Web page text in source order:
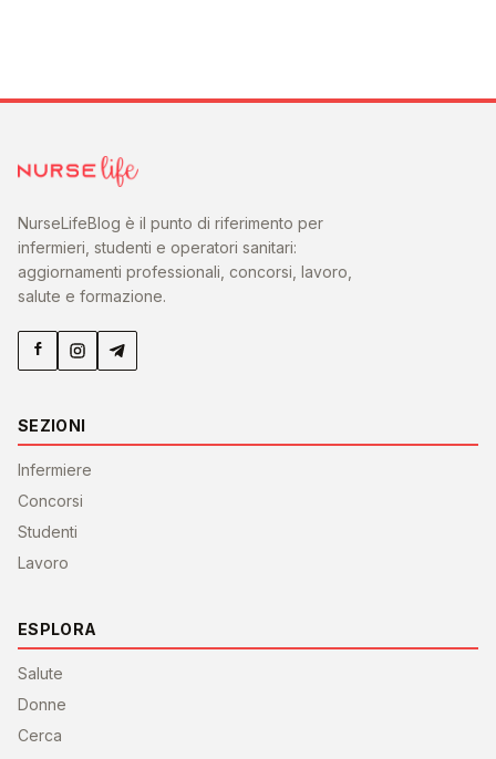
NurseLifeBlog è il punto di riferimento per
infermieri, studenti e operatori sanitari:
aggiornamenti professionali, concorsi, lavoro,
salute e formazione.
SEZIONI
Infermiere
Concorsi
Studenti
Lavoro
ESPLORA
Salute
Donne
Cerca